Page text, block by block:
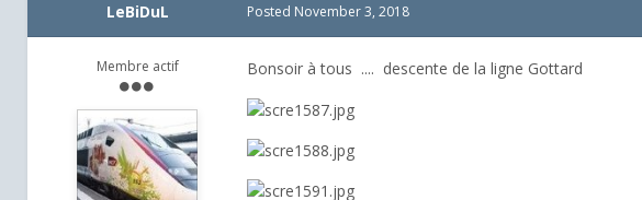
LeBiDuL
Membre actif
Posted November 3, 2018
Bonsoir à tous .... descente de la ligne Gottard